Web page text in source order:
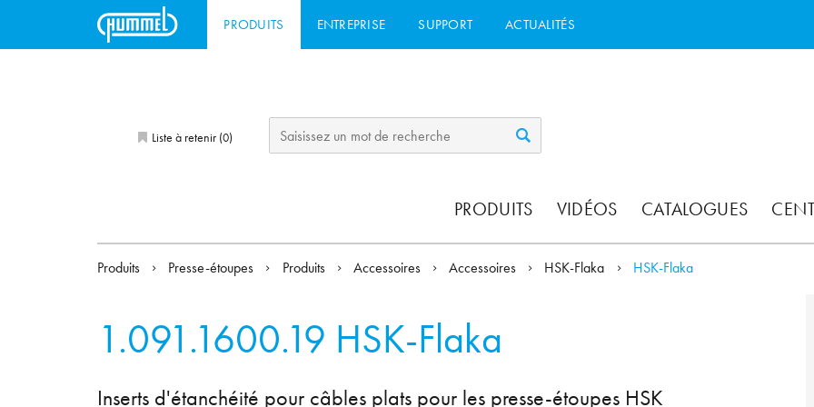
PRODUITS ENTREPRISE SUPPORT ACTUALITÉS
Liste à retenir (0)
PRODUITS VIDÉOS CATALOGUES
Produits Presse-étoupes Produits Accessoires Accessoires HSK-Flaka HSK-Flaka
1.091.1600.19 HSK-Flaka
Inserts d'étanchéité pour câbles plats pour les presse-étoupes HSK